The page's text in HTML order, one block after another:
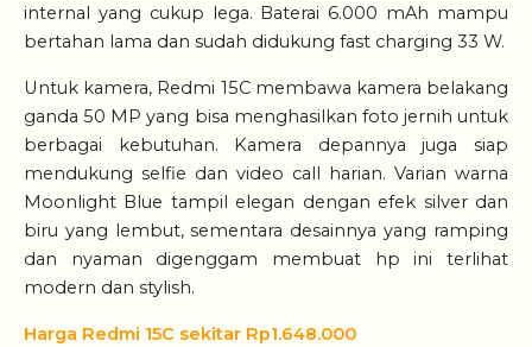
internal yang cukup lega. Baterai 6.000 mAh mampu
bertahan lama dan sudah didukung fast charging 33 W.
Untuk kamera, Redmi 15C membawa kamera belakang
ganda 50 MP yang bisa menghasilkan foto jernih untuk
berbagai kebutuhan. Kamera depannya juga siap
mendukung selfie dan video call harian. Varian warna
Moonlight Blue tampil elegan dengan efek silver dan
biru yang lembut, sementara desainnya yang ramping
dan nyaman digenggam membuat hp ini terlihat
modern dan stylish.
Harga Redmi 15C sekitar Rp1.648.000